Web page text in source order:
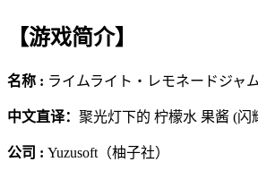
【游戏简介】
名称 : ライムライト・レモネードジャ
中文直译： 聚光灯下的 柠檬水 果酱 (闪
公司 : Yuzusoft（柚子社）